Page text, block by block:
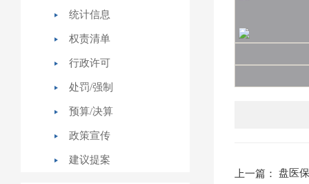
统计信息
权责清单
行政许可
处罚/强制
预算/决算
政策宣传
建议提案
上一篇： 盘医